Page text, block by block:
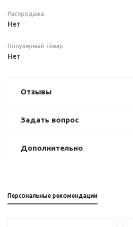
Распродажа
Нет
Популярный товар
Нет
Отзывы
Задать вопрос
Дополнительно
Персональные рекомендации